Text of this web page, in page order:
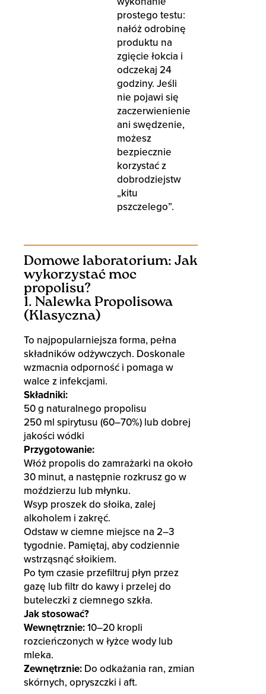
prostego testu:
nałóż odrobinę
produktu na
zgięcie łokcia i
odczekaj 24
godziny. Jeśli
nie pojawi się
zaczerwienienie
ani swędzenie,
możesz
bezpiecznie
korzystać z
dobrodziejstw
„kitu
pszczelego”.
Domowe laboratorium: Jak
wykorzystać moc
propolisu?
1. Nalewka Propolisowa
(Klasyczna)
To najpopularniejsza forma, pełna
składników odżywczych. Doskonale
wzmacnia odporność i pomaga w
walce z infekcjami.
Składniki:
50 g naturalnego propolisu
250 ml spirytusu (60–70%) lub dobrej
jakości wódki
Przygotowanie:
Włóż propolis do zamrażarki na około
30 minut, a następnie rozkrusz go w
moździerzu lub młynku.
Wsyp proszek do słoika, zalej
alkoholem i zakręć.
Odstaw w ciemne miejsce na 2–3
tygodnie. Pamiętaj, aby codziennie
wstrząsnąć słoikiem.
Po tym czasie przefiltruj płyn przez
gazę lub filtr do kawy i przelej do
buteleczki z ciemnego szkła.
Jak stosować?
Wewnętrznie:10–20 kropli
rozcieńczonych w łyżce wody lub
mleka.
Zewnętrznie: Do odkażania ran, zmian
skórnych, opryszczki i aft.